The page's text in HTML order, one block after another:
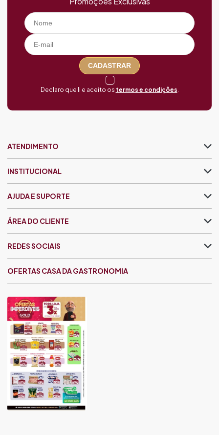
CADASTRAR
Declaro que li e aceito os termos e condições
ATENDIMENTO
INSTITUCIONAL
AJUDA E SUPORTE
ÁREA DO CLIENTE
OFERTAS CASA DA GASTRONOMIA
REDES SOCIAIS